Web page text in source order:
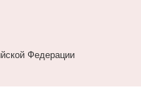
Федерации